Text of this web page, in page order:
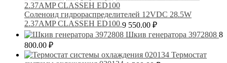
Соленоид гидрораспределителей 12VDC 28.5W
2.37AMP CLASSEH ED100 9 550.00 ₽
Шкив генератора 3972808 8
800.00 ₽
Термостат